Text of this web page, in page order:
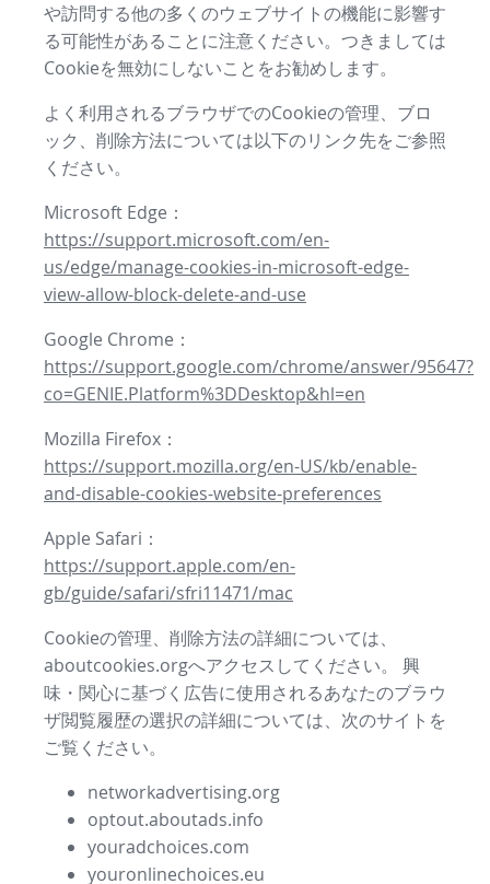
や訪問する他の多くのウェブサイトの機能に影響す
る可能性があることに注意ください。つきましては
Cookieを無効にしないことをお勧めします。
よく利用されるブラウザでのCookieの管理、ブロ
ック、削除方法については以下のリンク先をご参照
ください。
Microsoft Edge：
https://support.microsoft.com/en-
us/edge/manage-cookies-in-microsoft-edge-
view-allow-block-delete-and-use
Google Chrome：
https://support.google.com/chrome/answer/95647?
co=GENIE.Platform%3DDesktop&hl=en
Mozilla Firefox：
https://support.mozilla.org/en-US/kb/enable-
and-disable-cookies-website-preferences
Apple Safari：
https://support.apple.com/en-
gb/guide/safari/sfri11471/mac
Cookieの管理、削除方法の詳細については、
aboutcookies.orgへアクセスしてください。 興
味・関心に基づく広告に使用されるあなたのブラウ
ザ閲覧履歴の選択の詳細については、次のサイトを
ご覧ください。
networkadvertising.org
optout.aboutads.info
youradchoices.com
youronlinechoices.eu